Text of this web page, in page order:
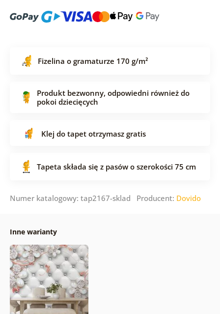
Fizelina o gramaturze 170 g/m²
Produkt bezwonny, odpowiedni również do
pokoi dziecięcych
Klej do tapet otrzymasz gratis
Tapeta składa się z pasów o szerokości 75 cm
Numer katalogowy: tap2167-sklad Producent: Dovido
Inne warianty